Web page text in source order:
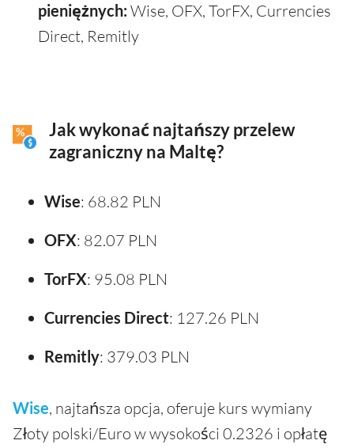
pieniężnych: Wise, OFX, TorFX, Currencies
Direct, Remitly
Jak wykonać najtańszy przelew
zagraniczny na Maltę?
Wise: 68.82 PLN
OFX: 82.07 PLN
TorFX: 95.08 PLN
Currencies Direct: 127.26 PLN
Remitly: 379.03 PLN
Wise, najtańsza opcja, oferuje kurs wymiany
Złoty polski/Euro w wysokości 0.2326 i opłatę